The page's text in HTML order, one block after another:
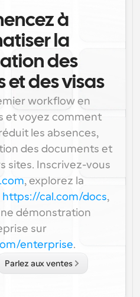
à
la
des
et des visas
workflow en
et voyez comment
les absences,
des documents et
sites. Inscrivez-vous
, explorez la
https://cal.com/docs,
démonstration
d'entreprise sur
enterprise.
Parlez aux ventes